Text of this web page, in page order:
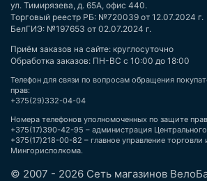
ул. Тимирязева, д. 65А, офис 440.
Торговый реестр РБ: №720039 от 12.07.2024 г.
БелГИЭ: №197653 от 02.07.2024 г.
Приём заказов на сайте: круглосуточно
Обработка заказов: ПН-ВС с 10:00 до 18:00
Телефон для связи по вопросам обращения
прав:
+375(29)332-04-04
Номера телефонов уполномоченных по защите
+375(17)390-42-95 – администрация
+375(17)218-00-82 – главное управление торговли
Мингорисполкома.
© 2007 - 2026 Сеть магазинов